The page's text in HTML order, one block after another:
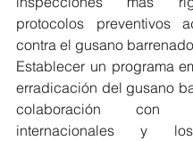
protocolos preventivos
contra el gusano
Establecer un programa
erradicación del gusano
colaboración con
internacionales y